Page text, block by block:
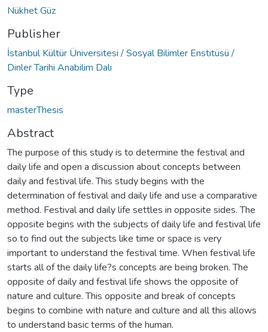
Nükhet Güz
Publisher
İstanbul Kültür Üniversitesi / Sosyal Bilimler Enstitüsü /
Dinler Tarihi Anabilim Dalı
Type
masterThesis
Abstract
The purpose of this study is to determine the festival and
daily life and open a discussion about concepts between
daily and festival life. This study begins with the
determination of festival and daily life and use a comparative
method. Festival and daily life settles in opposite sides. The
opposite begins with the subjects of daily life and festival life
so to find out the subjects like time or space is very
important to understand the festival time. When festival life
starts all of the daily life?s concepts are being broken. The
opposite of daily and festival life shows the opposite of
nature and culture. This opposite and break of concepts
begins to combine with nature and culture and all this allows
to understand basic terms of the human.